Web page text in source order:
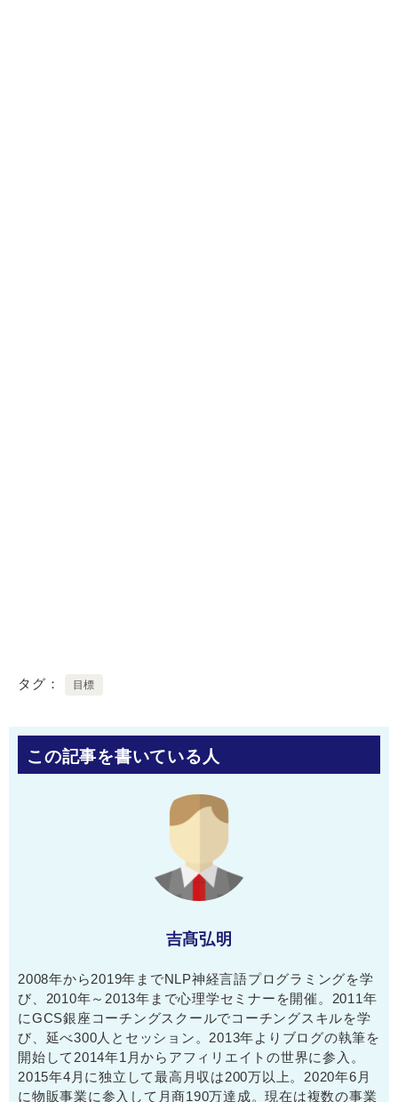
タグ 目標
この記事を書いている人
吉髙弘明
2008年から2019年までNLP神経言語プログラミングを学
び、2010年～2013年まで心理学セミナーを開催。2011年
にGCS銀座コーチングスクールでコーチングスキルを学
び、延べ300人とセッション。2013年よりブログの執筆を
開始して2014年1月からアフィリエイトの世界に参入。
2015年4月に独立して最高月収は200万以上。2020年6月
に物販事業に参入して月商190万達成。現在は複数の事業